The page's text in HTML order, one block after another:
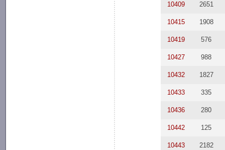
10409 2651
10415 1908
10419 576
10427 988
10432 1827
10433 335
10436 280
10442 125
10443 2182